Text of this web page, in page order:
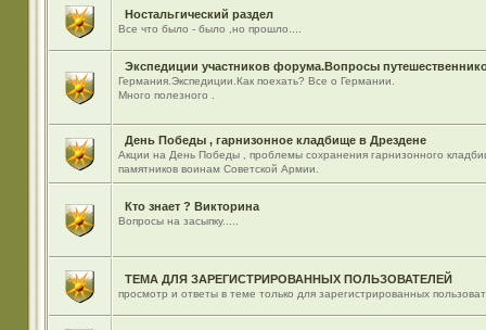
Ностальгический раздел
Все что было - было ,но прошло....
Экспедиции участников форума.Вопросы
Германия.Экспедиции.Как поехать? Все о Германии.
Много полезного .
День Победы , гарнизонное кладбище в Дрездене
Акции на День Победы , проблемы сохранения гарнизонного
памятников воинам Советской Армии.
Кто знает ? Викторина
Вопросы на засыпку.....
ТЕМА ДЛЯ ЗАРЕГИСТРИРОВАННЫХ ПОЛЬЗОВАТЕЛЕЙ
просмотр и ответы в теме только для зарегистрированных